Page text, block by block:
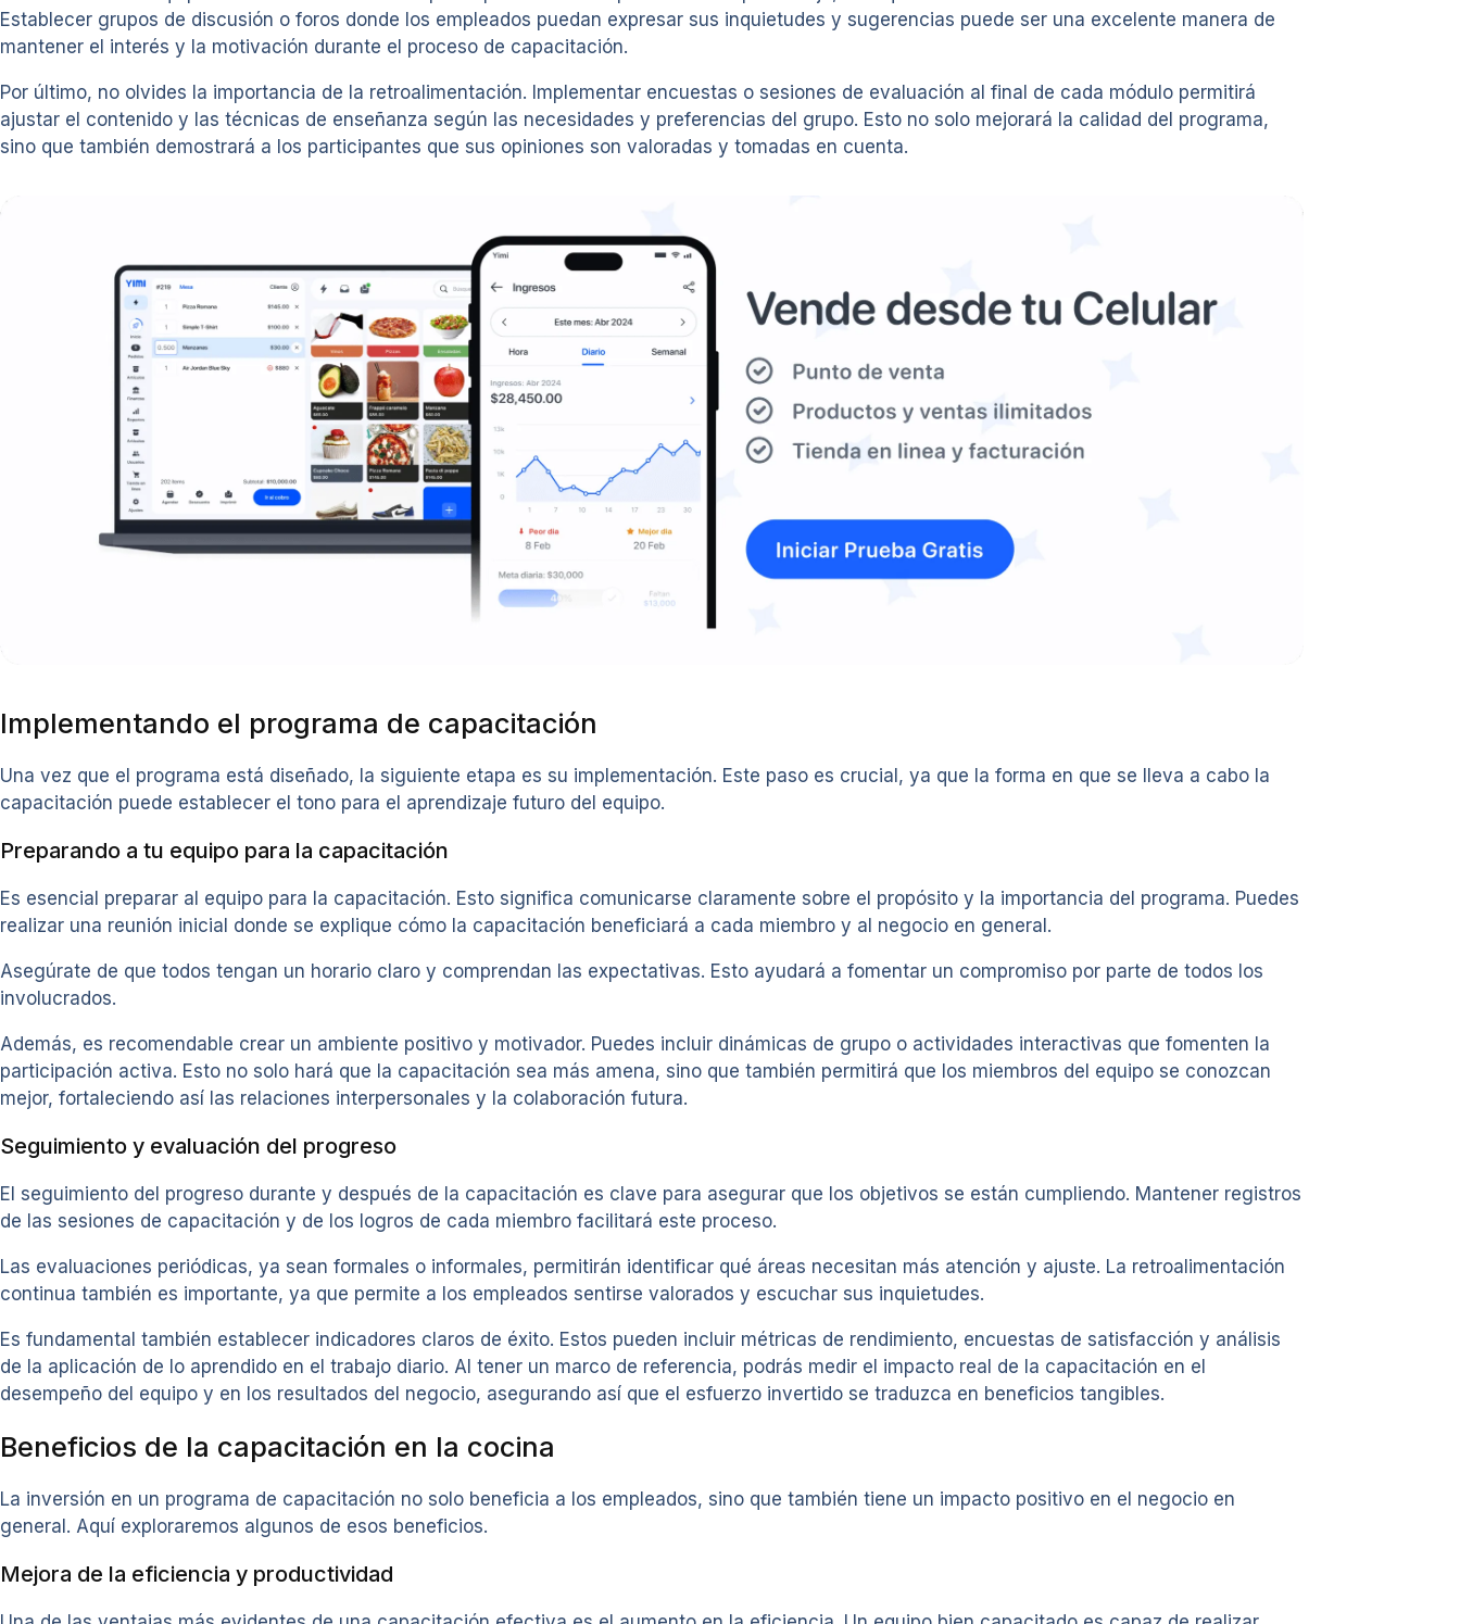
Establecer grupos de discusión o foros donde los empleados puedan expresar sus inquietudes y sugerencias puede ser una excelente manera de
mantener el interés y la motivación durante el proceso de capacitación.
Por último, no olvides la importancia de la retroalimentación. Implementar encuestas o sesiones de evaluación al final de cada módulo permitirá
ajustar el contenido y las técnicas de enseñanza según las necesidades y preferencias del grupo. Esto no solo mejorará la calidad del programa,
sino que también demostrará a los participantes que sus opiniones son valoradas y tomadas en cuenta.
Implementando el programa de capacitación
Una vez que el programa está diseñado, la siguiente etapa es su implementación. Este paso es crucial, ya que la forma en que se lleva a cabo la
capacitación puede establecer el tono para el aprendizaje futuro del equipo.
Preparando a tu equipo para la capacitación
Es esencial preparar al equipo para la capacitación. Esto significa comunicarse claramente sobre el propósito y la importancia del programa. Puedes
realizar una reunión inicial donde se explique cómo la capacitación beneficiará a cada miembro y al negocio en general.
Asegúrate de que todos tengan un horario claro y comprendan las expectativas. Esto ayudará a fomentar un compromiso por parte de todos los
involucrados.
Además, es recomendable crear un ambiente positivo y motivador. Puedes incluir dinámicas de grupo o actividades interactivas que fomenten la
participación activa. Esto no solo hará que la capacitación sea más amena, sino que también permitirá que los miembros del equipo se conozcan
mejor, fortaleciendo así las relaciones interpersonales y la colaboración futura.
Seguimiento y evaluación del progreso
El seguimiento del progreso durante y después de la capacitación es clave para asegurar que los objetivos se están cumpliendo. Mantener registros
de las sesiones de capacitación y de los logros de cada miembro facilitará este proceso.
Las evaluaciones periódicas, ya sean formales o informales, permitirán identificar qué áreas necesitan más atención y ajuste. La retroalimentación
continua también es importante, ya que permite a los empleados sentirse valorados y escuchar sus inquietudes.
Es fundamental también establecer indicadores claros de éxito. Estos pueden incluir métricas de rendimiento, encuestas de satisfacción y análisis
de la aplicación de lo aprendido en el trabajo diario. Al tener un marco de referencia, podrás medir el impacto real de la capacitación en el
desempeño del equipo y en los resultados del negocio, asegurando así que el esfuerzo invertido se traduzca en beneficios tangibles.
Beneficios de la capacitación en la cocina
La inversión en un programa de capacitación no solo beneficia a los empleados, sino que también tiene un impacto positivo en el negocio en
general. Aquí exploraremos algunos de esos beneficios.
Mejora de la eficiencia y productividad